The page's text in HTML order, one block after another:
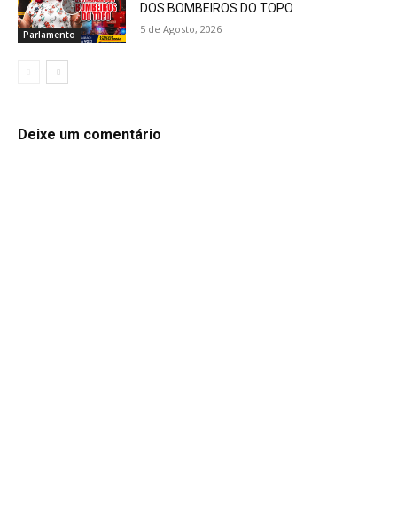
Parlamento
DOS BOMBEIROS DO TOPO
5 de Agosto, 2026
Deixe um comentário